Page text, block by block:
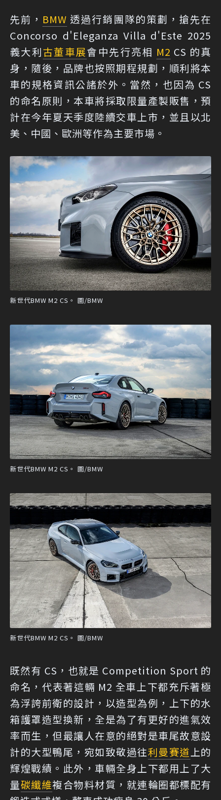
先前， BMW 透過行銷團隊的策劃，搶先在
Concorso d'Eleganza Villa d'Este 2025
義大利古董車展會中先行亮相 M2 CS 的真
身，隨後，品牌也按照期程規劃，順利將本
車的規格資訊公諸於外。當然，也因為 CS
的命名原則，本車將採取限量產製販售，預
計在今年夏天季度陸續交車上市，並且以北
美、中國、歐洲等作為主要市場。
新世代BMW M2 CS。 圖/BMW
新世代BMW M2 CS。 圖/BMW
新世代BMW M2 CS。 圖/BMW
既然有 CS，也就是 Competition Sport 的
命名，代表著這輛 M2 全車上下都充斥著極
為浮誇前衛的設計，以造型為例，上下的水
箱護罩造型換新，全是為了有更好的進氣效
率而生，但最讓人在意的絕對是車尾故意設
計的大型鴨尾，宛如致敬過往利曼賽道 上的
輝煌戰績。此外，車輛全身上下都用上了大
量碳纖維複合物料材質，就連輪圈都標配有